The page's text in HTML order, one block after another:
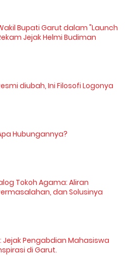
Bupati Garut dalam "Launch
Jejak Helmi Budiman
diubah, Ini Filosofi Logonya
Hubungannya?
Tokoh Agama: Aliran
dan Solusinya
Jejak Pengabdian Mahasiswa
di Garut.